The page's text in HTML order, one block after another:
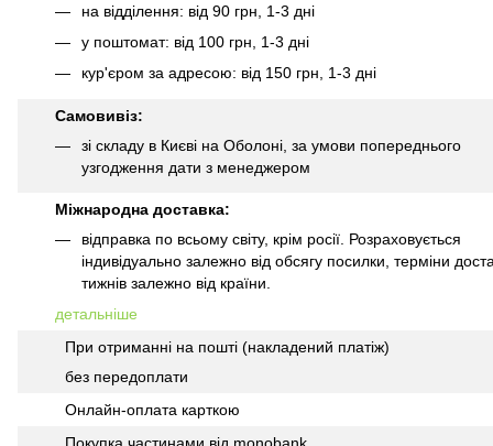
на відділення: від 90 грн, 1-3 дні
у поштомат: від 100 грн, 1-3 дні
кур'єром за адресою: від 150 грн, 1-3 дні
Самовивіз:
зі складу в Києві на Оболоні, за умови попереднього
узгодження дати з менеджером
Міжнародна доставка:
відправка по всьому світу, крім росії. Розраховується
індивідуально залежно від обсягу посилки, терміни
тижнів залежно від країни.
детальніше
При отриманні на пошті (накладений платіж)
без передоплати
Онлайн-оплата карткою
Покупка частинами від monobank